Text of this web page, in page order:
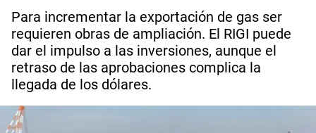
Para incrementar la exportación de gas ser
requieren obras de ampliación. El RIGI puede
dar el impulso a las inversiones, aunque el
retraso de las aprobaciones complica la
llegada de los dólares.